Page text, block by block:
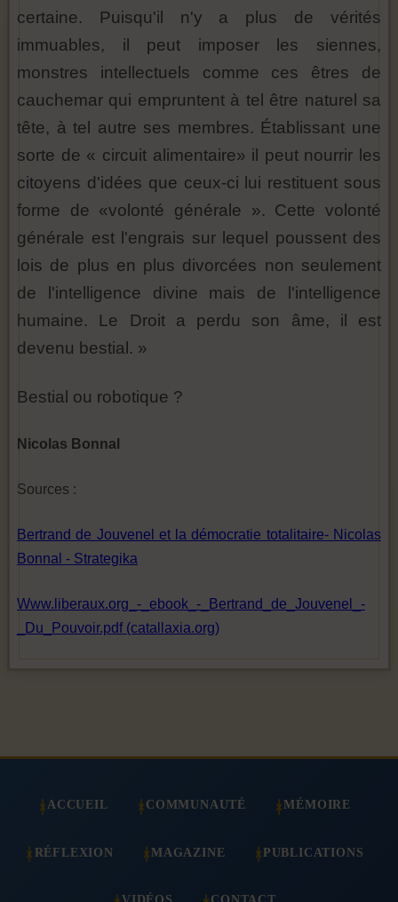
certaine. Puisqu'il n'y a plus de vérités
immuables, il peut imposer les siennes,
monstres intellectuels comme ces êtres de
cauchemar qui empruntent à tel être naturel sa
tête, à tel autre ses membres. Établissant une
sorte de « circuit alimentaire» il peut nourrir les
citoyens d'idées que ceux-ci lui restituent sous
forme de «volonté générale ». Cette volonté
générale est l'engrais sur lequel poussent des
lois de plus en plus divorcées non seulement
de l'intelligence divine mais de l'intelligence
humaine. Le Droit a perdu son âme, il est
devenu bestial. »
Bestial ou robotique ?
Nicolas Bonnal
Sources :
Bertrand de Jouvenel et la démocratie totalitaire- Nicolas
Bonnal - Strategika
Www.liberaux.org_-_ebook_-_Bertrand_de_Jouvenel_-
_Du_Pouvoir.pdf (catallaxia.org)
ACCUEIL COMMUNAUTÉ MÉMOIRE
RÉFLEXION MAGAZINE PUBLICATIONS